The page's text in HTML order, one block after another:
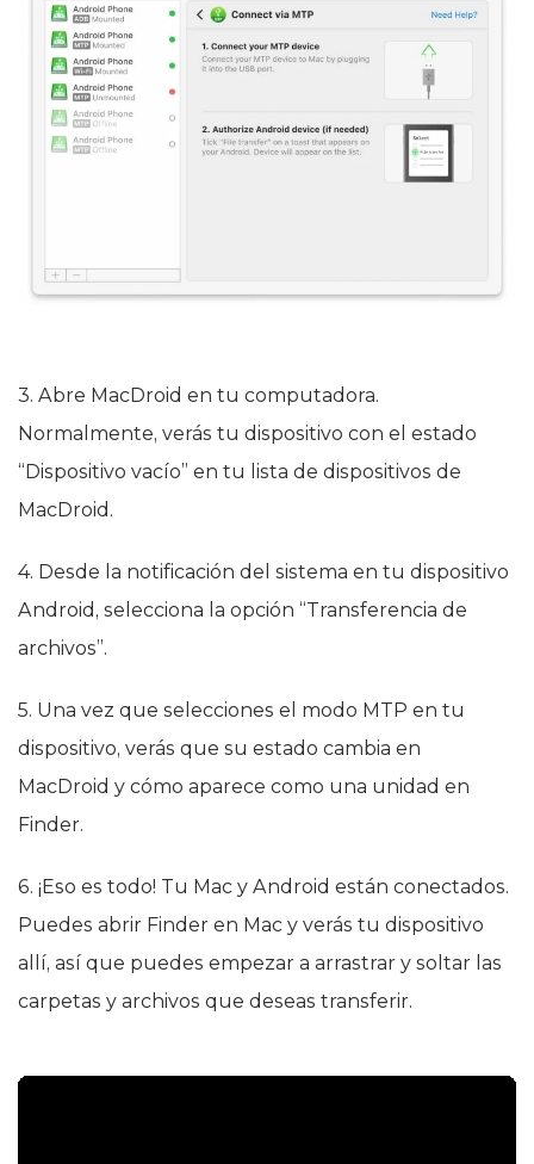
3. Abre MacDroid en tu computadora.
Normalmente, verás tu dispositivo con el estado
“Dispositivo vacío” en tu lista de dispositivos de
MacDroid.
4. Desde la notificación del sistema en tu dispositivo
Android, selecciona la opción “Transferencia de
archivos”.
5. Una vez que selecciones el modo MTP en tu
dispositivo, verás que su estado cambia en
MacDroid y cómo aparece como una unidad en
Finder.
6. ¡Eso es todo! Tu Mac y Android están conectados.
Puedes abrir Finder en Mac y verás tu dispositivo
allí, así que puedes empezar a arrastrar y soltar las
carpetas y archivos que deseas transferir.